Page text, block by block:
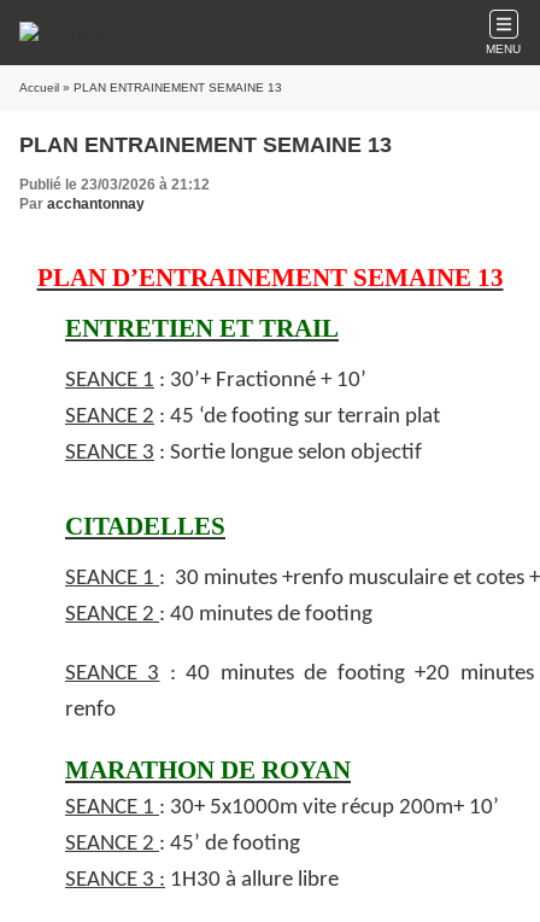
MENU
Accueil » PLAN ENTRAINEMENT SEMAINE 13
PLAN ENTRAINEMENT SEMAINE 13
Publié le 23/03/2026 à 21:12
Par acchantonnay
PLAN D’ENTRAINEMENT SEMAINE 13
ENTRETIEN ET TRAIL
SEANCE 1 : 30’+ Fractionné + 10’
SEANCE 2 : 45 ‘de footing sur terrain plat
SEANCE 3 : Sortie longue selon objectif
CITADELLES
SEANCE 1 : 30 minutes +renfo musculaire et cotes +
SEANCE 2 : 40 minutes de footing
SEANCE 3 : 40 minutes de footing +20 minutes
renfo
MARATHON DE ROYAN
SEANCE 1 : 30+ 5x1000m vite récup 200m+ 10’
SEANCE 2 : 45’ de footing
SEANCE 3 : 1H30 à allure libre